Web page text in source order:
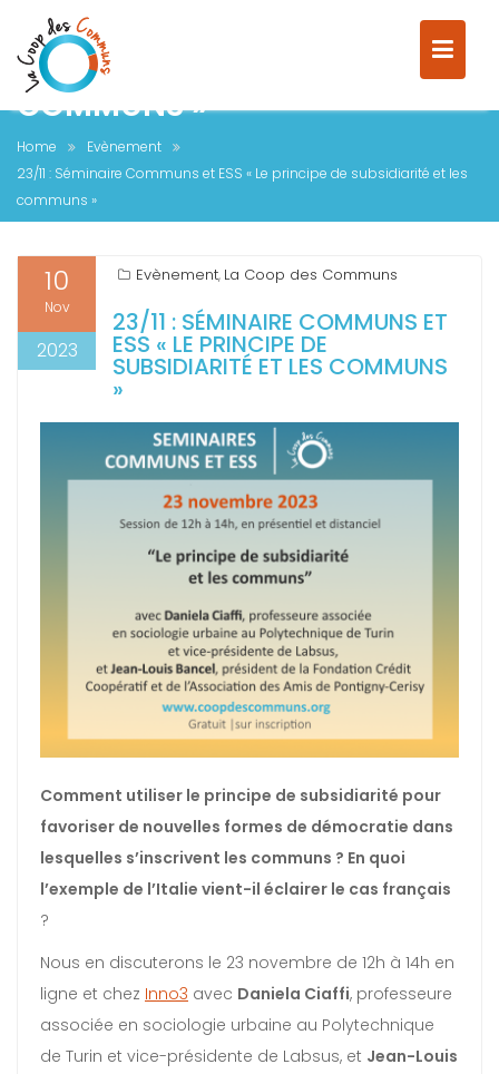
ESS « LE PRINCIPE DE
SUBSIDIARITÉ ET LES
COMMUNS »
Home
Evènement
23/11 : Séminaire Communs et ESS « Le principe de subsidiarité et les
communs »
10
Nov
2023
Evènement, La Coop des Communs
23/11 : SÉMINAIRE COMMUNS ET
ESS « LE PRINCIPE DE
SUBSIDIARITÉ ET LES COMMUNS
»
Comment utiliser le principe de subsidiarité pour
favoriser de nouvelles formes de démocratie dans
lesquelles s’inscrivent les communs ? En quoi
l’exemple de l’Italie vient-il éclairer le cas français
?
Nous en discuterons le 23 novembre de 12h à 14h en
ligne et chez Inno3 avec Daniela Ciaffi, professeure
associée en sociologie urbaine au Polytechnique
de Turin et vice-présidente de Labsus, et Jean-Louis